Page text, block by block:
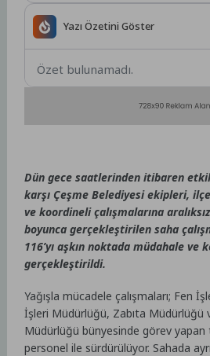
Yazı Özetini Göster
Özet bulunamadı.
Dün gece saatlerinden itibaren
karşı Çeşme Belediyesi ekipleri,
ve koordineli çalışmalarına
boyunca gerçekleştirilen saha
116’yı aşkın noktada müdahale ve
gerçekleştirildi.
Yağışla mücadele çalışmaları; Fen
İşleri Müdürlüğü, Zabıta Müdürlüğü
Müdürlüğü bünyesinde görev
personel ile sürdürülüyor. Sahada